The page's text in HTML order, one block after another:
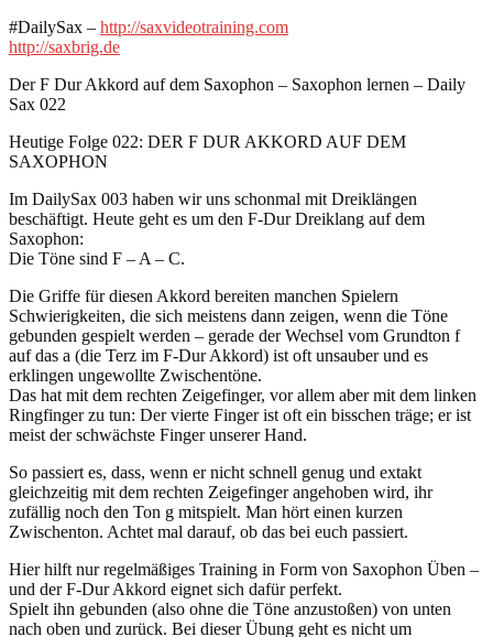
#DailySax – http://saxvideotraining.com
http://saxbrig.de
Der F Dur Akkord auf dem Saxophon – Saxophon lernen – Daily
Sax 022
Heutige Folge 022: DER F DUR AKKORD AUF DEM
SAXOPHON
Im DailySax 003 haben wir uns schonmal mit Dreiklängen
beschäftigt. Heute geht es um den F-Dur Dreiklang auf dem
Saxophon:
Die Töne sind F – A – C.
Die Griffe für diesen Akkord bereiten manchen Spielern
Schwierigkeiten, die sich meistens dann zeigen, wenn die Töne
gebunden gespielt werden – gerade der Wechsel vom Grundton f
auf das a (die Terz im F-Dur Akkord) ist oft unsauber und es
erklingen ungewollte Zwischentöne.
Das hat mit dem rechten Zeigefinger, vor allem aber mit dem linken
Ringfinger zu tun: Der vierte Finger ist oft ein bisschen träge; er ist
meist der schwächste Finger unserer Hand.
So passiert es, dass, wenn er nicht schnell genug und extakt
gleichzeitig mit dem rechten Zeigefinger angehoben wird, ihr
zufällig noch den Ton g mitspielt. Man hört einen kurzen
Zwischenton. Achtet mal darauf, ob das bei euch passiert.
Hier hilft nur regelmäßiges Training in Form von Saxophon Üben –
und der F-Dur Akkord eignet sich dafür perfekt.
Spielt ihn gebunden (also ohne die Töne anzustoßen) von unten
nach oben und zurück. Bei dieser Übung geht es nicht um